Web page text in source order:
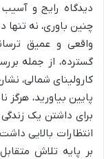
دیدگاه رایج و
چنین باوری، نه
واقعی و عمیق
گسترده، از جمله
کارولینای شمالی،
پایین بیاورید،
برای داشتن یک
انتظارات بالایی
بر پایه تلاش